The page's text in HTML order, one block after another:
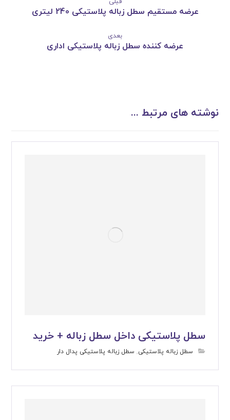
عرضه مستقیم سطل زباله پلاستیکی 240 لیتری
بعدی
عرضه کننده سطل زباله پلاستیکی اداری
نوشته های مرتبط ...
سطل پلاستیکی داخل سطل زباله + خرید
سطل زباله پلاستیکی, سطل زباله پلاستیکی پدال دار